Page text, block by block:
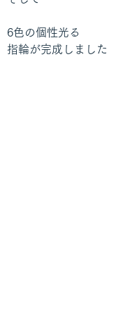
6色の個性光る
指輪が完成しました